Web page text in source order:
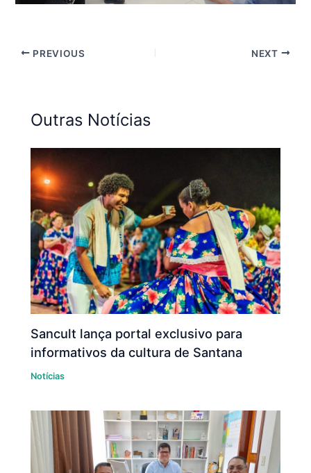
PREVIOUS NEXT
Outras Notícias
Sancult lança portal exclusivo para
informativos da cultura de Santana
Notícias